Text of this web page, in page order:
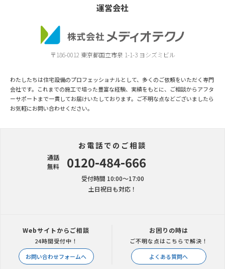
運営会社
〒186-0012 東京都国立市泉 1-1-3 ヨシズミビル
わたしたちは住宅設備のプロフェッショナルとして、多くのご依頼をいただく専門
会社です。これまでの施工で培った豊富な経験、実績をもとに、ご相談からアフタ
ーサポートまで一貫してお届けいたしております。ご不明な点などございましたら
お気軽にお問い合わせください。
お電話でのご相談
通話
無料
0120-484-666
受付時間 10:00〜17:00
土日祝日も対応！
Webサイトからご相談
24時間受付中！
お問い合わせフォームへ
お困りの時は
ご不明な点はこちらで解決！
よくある質問へ